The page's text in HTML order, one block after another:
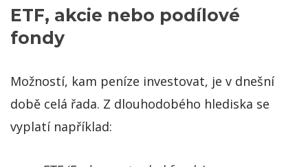
ETF, akcie nebo podílové
fondy
Možností, kam peníze investovat, je v dnešní
době celá řada. Z dlouhodobého hlediska se
vyplatí například: